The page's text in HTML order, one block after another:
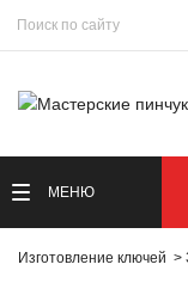
МЕНЮ
Изготовление ключей